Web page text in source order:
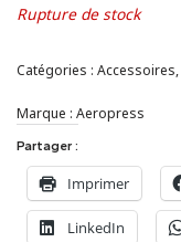
Rupture de stock
Catégories : Accessoires,
Marque : Aeropress
Partager :
Imprimer
LinkedIn